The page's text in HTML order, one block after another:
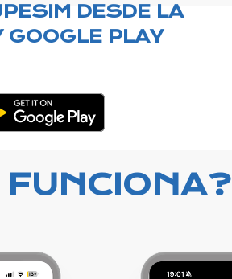
DESDE LA
GOOGLE PLAY
FUNCIONA?